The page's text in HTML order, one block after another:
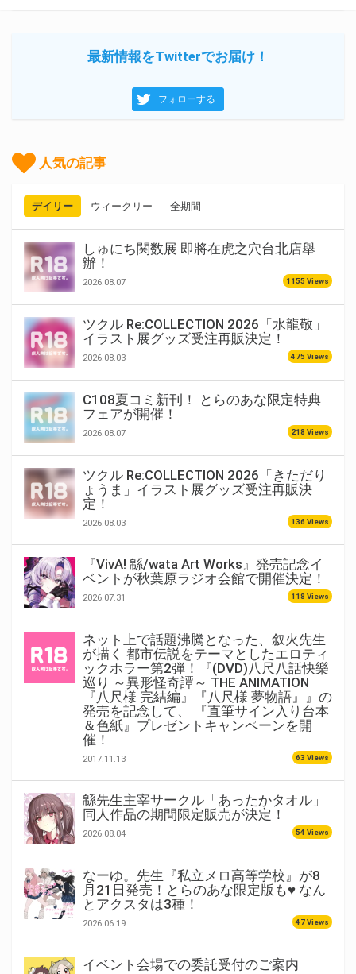
最新情報をTwitterでお届け！
フォローする
人気の記事
デイリー ウィークリー 全期間
しゅにち関数展 即將在虎之穴台北店舉
辦！
2026.08.07 1155 Views
ツクル Re:COLLECTION 2026「水龍敬」
イラスト展グッズ受注再販決定！
2026.08.03 475 Views
C108夏コミ新刊！ とらのあな限定特典
フェアが開催！
2026.08.07 218 Views
ツクル Re:COLLECTION 2026「きただり
ょうま」イラスト展グッズ受注再販決
定！
2026.08.03 136 Views
『VivA! 緜/wata Art Works』発売記念イ
ベントが秋葉原ラジオ会館で開催決定！
2026.07.31 118 Views
ネット上で話題沸騰となった、叙火先生
が描く 都市伝説をテーマとしたエロティ
ックホラー第2弾！『(DVD)八尺八話快樂
巡り ～異形怪奇譚～ THE ANIMATION
『八尺様 完結編』『八尺様 夢物語』』の
発売を記念して、 『直筆サイン入り台本
＆色紙』プレゼントキャンペーンを開
催！
2017.11.13 63 Views
緜先生主宰サークル「あったかタオル」
同人作品の期間限定販売が決定！
2026.08.04 54 Views
なーゆ。先生『私立メロ高等学校』が8
月21日発売！とらのあな限定版も♥ なん
とアクスタは3種！
2026.06.19 47 Views
イベント会場での委託受付のご案内